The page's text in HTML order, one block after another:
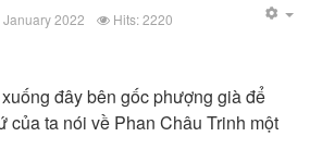
January 2022 Hits: 2220
đây bên gốc phượng già để
của ta nói về Phan Châu Trinh một